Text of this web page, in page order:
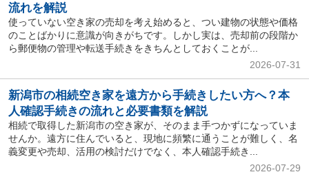
流れを解説
使っていない空き家の売却を考え始めると、つい建物の状態や価格
のことばかりに意識が向きがちです。しかし実は、売却前の段階か
ら郵便物の管理や転送手続きをきちんとしておくことが...
2026-07-31
新潟市の相続空き家を遠方から手続きしたい方へ？本
人確認手続きの流れと必要書類を解説
相続で取得した新潟市の空き家が、そのまま手つかずになっていま
せんか。遠方に住んでいると、現地に頻繁に通うことが難しく、名
義変更や売却、活用の検討だけでなく、本人確認手続き...
2026-07-29